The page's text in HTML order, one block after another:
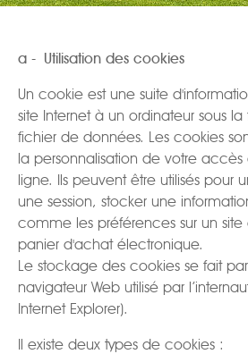
a - Utilisation des cookies
Un cookie est une suite
site Internet à un ordinateur sous la
fichier de données. Les cookies
la personnalisation de votre accès
ligne. Ils peuvent être utilisés pour
une session, stocker une
comme les préférences sur un
panier d'achat électronique.
Le stockage des cookies se fait
navigateur Web utilisé par
Internet Explorer).
Il existe deux types de cookies :